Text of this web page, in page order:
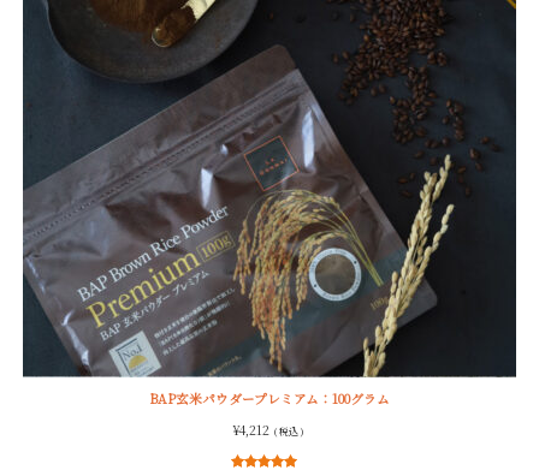
BAP玄米パウダープレミアム：100グラム
¥4,212 ( 税込 )